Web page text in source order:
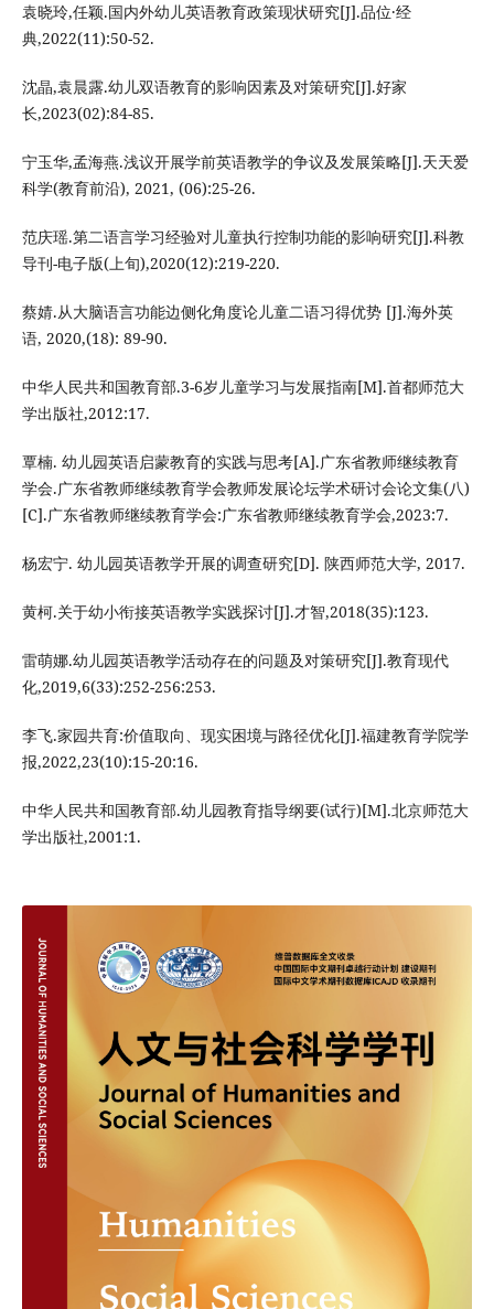
袁晓玲,任颖.国内外幼儿英语教育政策现状研究[J].品位·经
典,2022(11):50-52.
沈晶,袁晨露.幼儿双语教育的影响因素及对策研究[J].好家
长,2023(02):84-85.
宁玉华,孟海燕.浅议开展学前英语教学的争议及发展策略[J].天天爱
科学(教育前沿), 2021, (06):25-26.
范庆瑶.第二语言学习经验对儿童执行控制功能的影响研究[J].科教
导刊-电子版(上旬),2020(12):219-220.
蔡婧.从大脑语言功能边侧化角度论儿童二语习得优势 [J].海外英
语, 2020,(18): 89-90.
中华人民共和国教育部.3-6岁儿童学习与发展指南[M].首都师范大
学出版社,2012:17.
覃楠. 幼儿园英语启蒙教育的实践与思考[A].广东省教师继续教育
学会.广东省教师继续教育学会教师发展论坛学术研讨会论文集(八)
[C].广东省教师继续教育学会:广东省教师继续教育学会,2023:7.
杨宏宁. 幼儿园英语教学开展的调查研究[D]. 陕西师范大学, 2017.
黄柯.关于幼小衔接英语教学实践探讨[J].才智,2018(35):123.
雷萌娜.幼儿园英语教学活动存在的问题及对策研究[J].教育现代
化,2019,6(33):252-256:253.
李飞.家园共育:价值取向、现实困境与路径优化[J].福建教育学院学
报,2022,23(10):15-20:16.
中华人民共和国教育部.幼儿园教育指导纲要(试行)[M].北京师范大
学出版社,2001:1.